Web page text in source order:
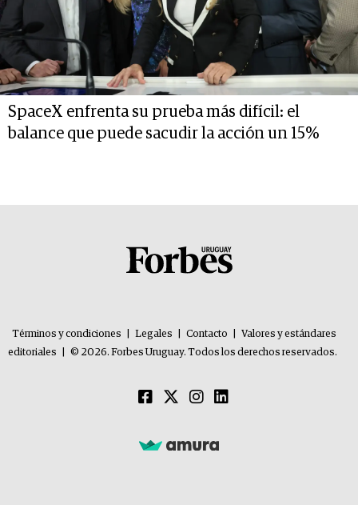
SpaceX enfrenta su prueba más difícil: el
balance que puede sacudir la acción un 15%
Términos y condiciones Legales Contacto
Valores y estándares
editoriales
© 2026. Forbes Uruguay. Todos los derechos reservados.